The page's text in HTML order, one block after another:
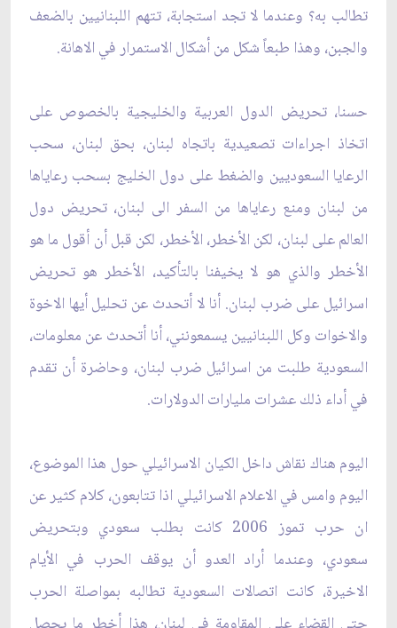
تطالب به؟ وعندما لا تجد استجابة، تتهم اللبنانيين بالضعف
والجبن، وهذا طبعاً شكل من أشكال الاستمرار ‏في الاهانة. ‏
حسنا، تحريض الدول العربية والخليجية بالخصوص على
اتخاذ اجراءات تصعيدية باتجاه لبنان، بحق لبنان، ‏سحب
الرعايا السعوديين والضغط على دول الخليج بسحب رعاياها
من لبنان ومنع رعاياها من السفر الى لبنان، ‏تحريض دول
العالم على لبنان، لكن الأخطر، الأخطر، لكن قبل أن أقول ما هو
الأخطر والذي هو لا يخيفنا ‏بالتأكيد، الأخطر هو تحريض
اسرائيل على ضرب لبنان. أنا لا أتحدث عن تحليل أيها الاخوة
والاخوات وكل ‏اللبنانيين يسمعونني، أنا أتحدث عن معلومات،
السعودية طلبت من اسرائيل ضرب لبنان، وحاضرة أن تقدم
في ‏أداء ذلك عشرات مليارات الدولارات.‏
اليوم هناك نقاش داخل الكيان الاسرائيلي حول هذا الموضوع،
اليوم وامس في الاعلام الاسرائيلي اذا تتابعون، ‏كلام كثير عن
ان حرب تموز 2006 كانت بطلب سعودي وبتحريض
سعودي، وعندما أراد العدو أن يوقف ‏الحرب في الأيام
الاخيرة، كانت اتصالات السعودية تطالبه بمواصلة الحرب